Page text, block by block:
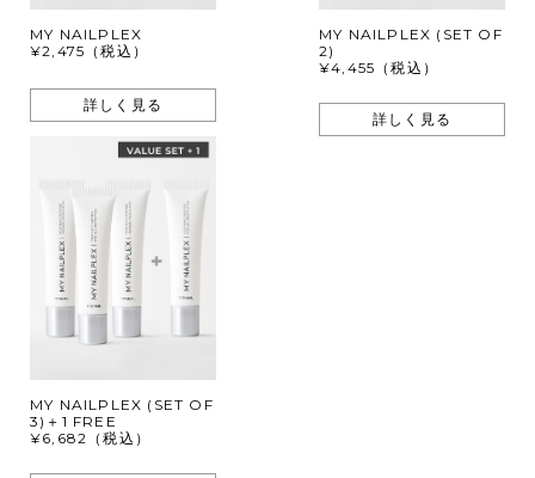
MY NAILPLEX
¥2,475（税込）
詳しく見る
MY NAILPLEX (SET OF
2)
¥4,455（税込）
詳しく見る
MY NAILPLEX (SET OF
3)＋1 FREE
¥6,682（税込）